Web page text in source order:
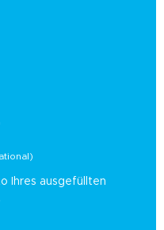
Ihres ausgefüllten